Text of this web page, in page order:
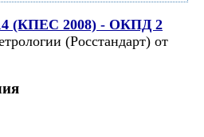
(КПЕС 2008) - ОКПД 2
(Росстандарт) от